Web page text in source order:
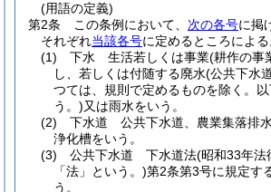
(用語の定義)
第2条
この条例において、 次の各号に掲
それぞれ当該各号に定めるところによる
(1)
下水 生活若しくは事業(耕作の事
し、若しくは付随する廃水(公共下水
つては、規則で定めるものを除く。
う。)又は雨水をいう。
(2)
下水道 公共下水道、農業集落排
浄化槽をいう。
(3)
公共下水道 下水道法(昭和33年法
「法」という。)第2条第3号に規定す
う。